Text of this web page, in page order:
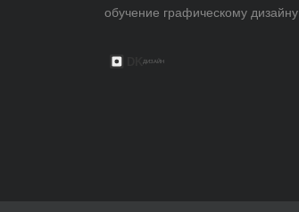
обучение графическому дизайну